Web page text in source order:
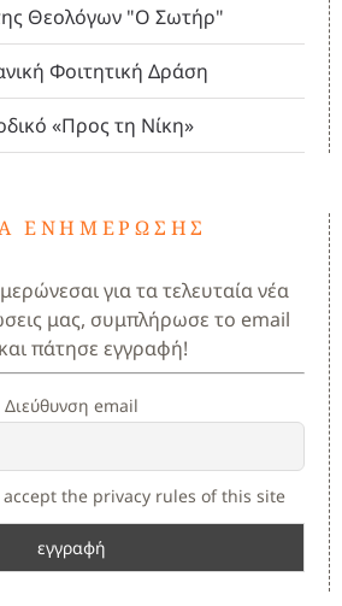
Θεολόγων "Ο Σωτήρ"
Φοιτητική Δράση
«Προς τη Νίκη»
ΕΝΗΜΈΡΩΣΗΣ
για τα τελευταία νέα
μας, συμπλήρωσε το email
πάτησε εγγραφή!
Διεύθυνση email
the privacy rules of this site